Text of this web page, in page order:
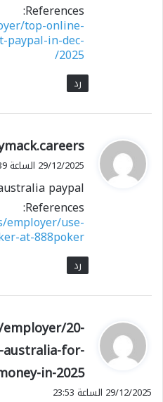
References:
top-online-
paypal-in-dec-
2025/
رد
ي
ق
ل
29/12/2025 الساعة 05:39
paypal
References:
employer/use-
at-888poker/
رد
ي
و
ل
20-
australia-for-
in-2025
29/12/2025 الساعة 23:53